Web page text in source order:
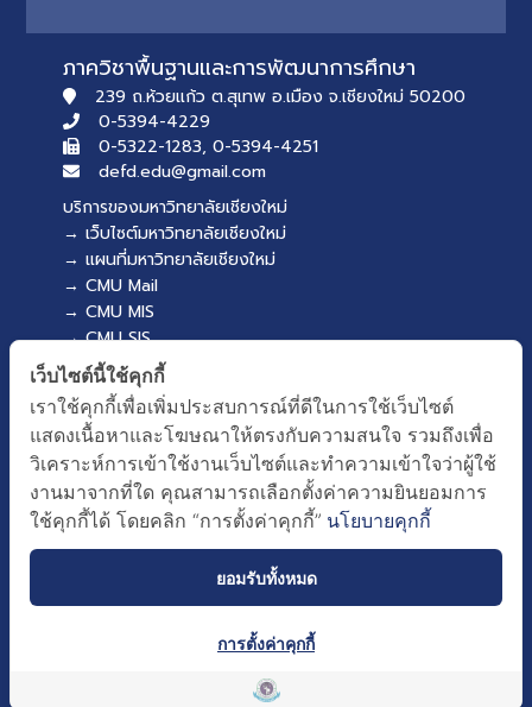
ภาควิชาพื้นฐานและการพัฒนาการศึกษา
239 ถ.ห้วยแก้ว ต.สุเทพ อ.เมือง จ.เชียงใหม่ 50200
0-5394-4229
0-5322-1283, 0-5394-4251
defd.edu@gmail.com
บริการของมหาวิทยาลัยเชียงใหม่
→ เว็บไซต์มหาวิทยาลัยเชียงใหม่
→ แผนที่มหาวิทยาลัยเชียงใหม่
→ CMU Mail
→ CMU MIS
→ CMU SIS
→ CMU WiFi
บริการของคณะศึกษาศาสตร์
→ เว็บไซต์คณะศึกษาศาสตร์
→ ระบบจัดการเว็บไซต์
→ EDU MIS
→ EDU SIS
เว็บไซต์นี้ใช้คุกกี้
เราใช้คุกกี้เพื่อเพิ่มประสบการณ์ที่ดีในการใช้เว็บไซต์
แสดงเนื้อหาและโฆษณาให้ตรงกับความสนใจ รวมถึงเพื่อ
วิเคราะห์การเข้าใช้งานเว็บไซต์และทำความเข้าใจว่าผู้ใช้
งานมาจากที่ใด คุณสามารถเลือกตั้งค่าความยินยอมการ
ใช้คุกกี้ได้ โดยคลิก “การตั้งค่าคุกกี้” นโยบายคุกกี้
ยอมรับทั้งหมด
การตั้งค่าคุกกี้